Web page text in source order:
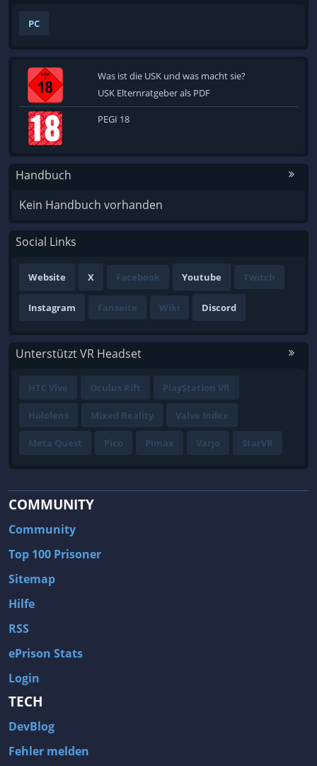
PC
Was ist die USK und was macht sie?
USK Elternratgeber als PDF
PEGI 18
Handbuch
Kein Handbuch vorhanden
Social Links
Website X Facebook Youtube Twitch
Instagram Fanseite Wiki Discord
Unterstützt VR Headset
HTC Vive Oculus Rift PlayStation VR
Hololens Mixed Reality Valve Index
Meta Quest Pico Pimax Varjo StarVR
COMMUNITY
Community
Top 100 Prisoner
Sitemap
Hilfe
RSS
ePrison Stats
Login
TECH
DevBlog
Fehler melden